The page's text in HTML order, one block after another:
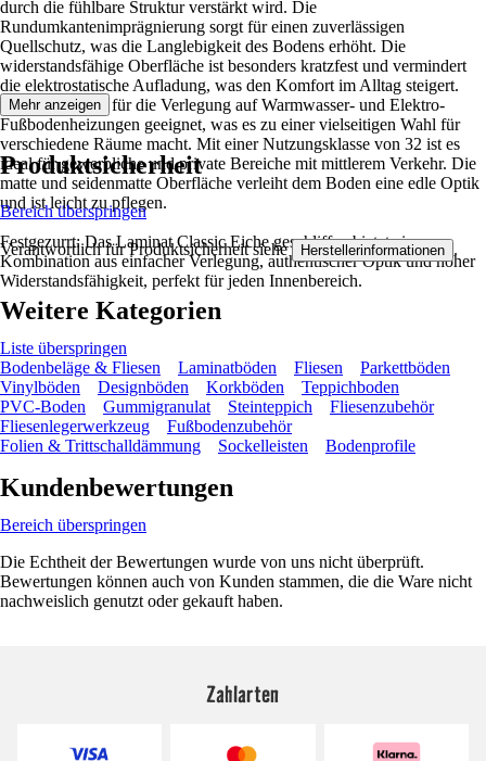
durch die fühlbare Struktur verstärkt wird. Die
Rundumkantenimprägnierung sorgt für einen zuverlässigen
Quellschutz, was die Langlebigkeit des Bodens erhöht. Die
widerstandsfähige Oberfläche ist besonders kratzfest und vermindert
die elektrostatische Aufladung, was den Komfort im Alltag steigert.
Das Laminat ist für die Verlegung auf Warmwasser- und Elektro-
Fußbodenheizungen geeignet, was es zu einer vielseitigen Wahl für
verschiedene Räume macht. Mit einer Nutzungsklasse von 32 ist es
ideal für gewerbliche und private Bereiche mit mittlerem Verkehr. Die
matte und seidenmatte Oberfläche verleiht dem Boden eine edle Optik
und ist leicht zu pflegen.
Festgezurrt: Das Laminat Classic Eiche geschliffen bietet eine
Kombination aus einfacher Verlegung, authentischer Optik und hoher
Widerstandsfähigkeit, perfekt für jeden Innenbereich.
Mehr anzeigen
Produktsicherheit
Bereich überspringen
Verantwortlich für Produktsicherheit siehe Herstellerinformationen .
Weitere Kategorien
Liste überspringen
Bodenbeläge & Fliesen
Laminatböden Fliesen
Parkettböden
Vinylböden
Designböden Korkböden
Teppichboden
PVC-Boden
Gummigranulat Steinteppich
Fliesenzubehör
Fliesenlegerwerkzeug
Fußbodenzubehör
Folien & Trittschalldämmung
Sockelleisten Bodenprofile
Kundenbewertungen
Bereich überspringen
Die Echtheit der Bewertungen wurde von uns nicht überprüft.
Bewertungen können auch von Kunden stammen, die die Ware nicht
nachweislich genutzt oder gekauft haben.
Zahlarten